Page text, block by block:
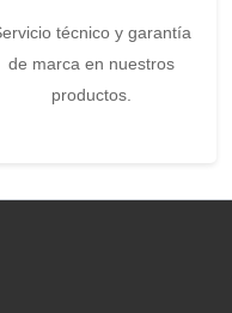
técnico y garantía
de marca en nuestros
productos.